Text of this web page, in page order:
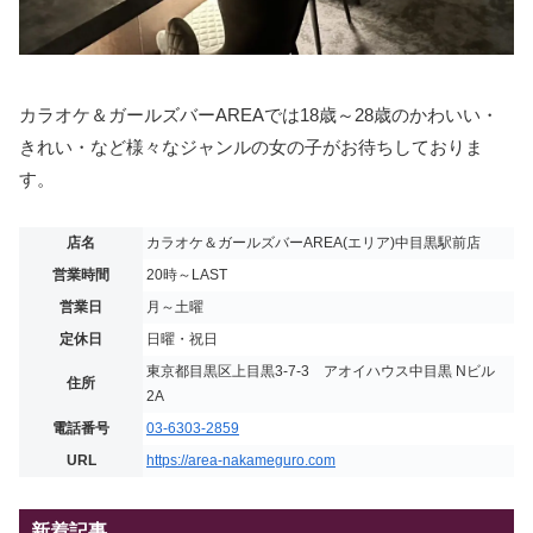
カラオケ＆ガールズバーAREAでは18歳～28歳のかわいい・
きれい・など様々なジャンルの女の子がお待ちしておりま
す。
店名
カラオケ＆ガールズバーAREA(エリア)中目黒駅前店
営業時間
20時～LAST
営業日
月～土曜
定休日
日曜・祝日
住所
東京都目黒区上目黒3-7-3 アオイハウス中目黒 Nビル
2A
電話番号
03-6303-2859
URL
https://area-nakameguro.com